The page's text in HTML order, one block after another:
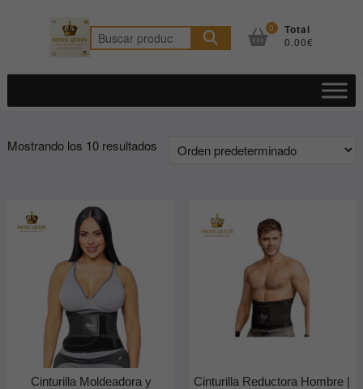
Buscar
por:
0 Total
0.00€
Mostrando los 10 resultados
Cinturilla Moldeadora y
Cinturilla Reductora Hombre |